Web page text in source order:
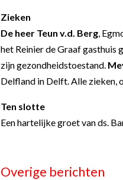
Zieken
De heer Teun v.d. Berg,
het Reinier de Graaf gasthuis
zijn gezondheidstoestand.
Delfland in Delft. Alle zieken,
Ten slotte
Een hartelijke groet van ds.
Overige berichten